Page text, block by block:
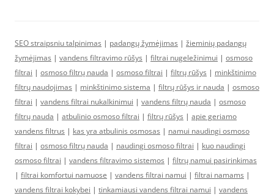
SEO straipsniu talpinimas | padangų žymėjimas | žieminių padangų
žymėjimas | vandens filtravimo rūšys | filtrai nugeležinimui | osmoso
filtrai | osmoso filtrų nauda | osmoso filtrai | filtrų rūšys | minkštinimo
filtrų naudojimas | minkštinimo sistema | filtrų rūšys ir nauda | osmoso
filtrai | vandens filtrai nukalkinimui | vandens filtrų nauda | osmoso
filtrų nauda | atbulinio osmoso filtrai | filtrų rūšys | apie geriamo
vandens filtrus | kas yra atbulinis osmosas | namui naudingi osmoso
filtrai | osmoso filtrų nauda | naudingi osmoso filtrai | kuo naudingi
osmoso filtrai | vandens filtravimo sistemos | filtrų namui pasirinkimas
| filtrai komfortui namuose | vandens filtrai namui | filtrai namams |
vandens filtrai kokybei | tinkamiausi vandens filtrai namui | vandens